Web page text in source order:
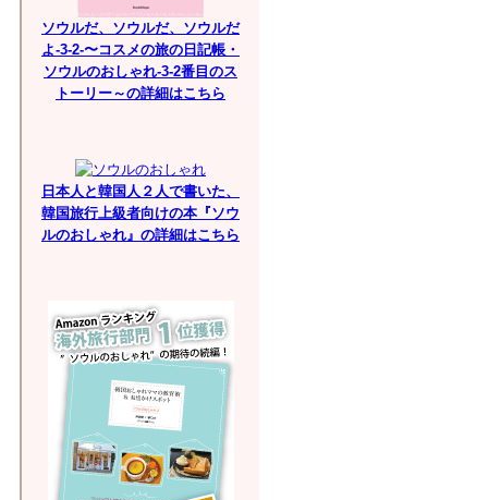
ソウルだ、ソウルだ、ソウルだ
よ-3-2-〜コスメの旅の日記帳・
ソウルのおしゃれ-3-2番目のス
トーリー～の詳細はこちら
日本人と韓国人２人で書いた、
韓国旅行上級者向けの本『ソウ
ルのおしゃれ』の詳細はこちら